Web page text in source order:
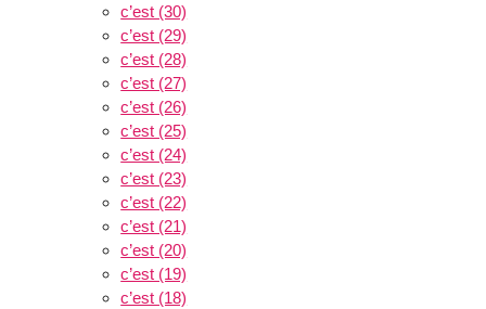
c’est (30)
c’est (29)
c’est (28)
c’est (27)
c’est (26)
c’est (25)
c’est (24)
c’est (23)
c’est (22)
c’est (21)
c’est (20)
c’est (19)
c’est (18)